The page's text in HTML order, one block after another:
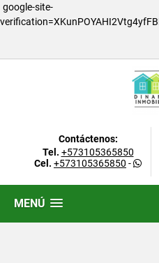
google-site-
Contáctenos:
Tel. +573105365850
Cel. +573105365850 -
MENÚ